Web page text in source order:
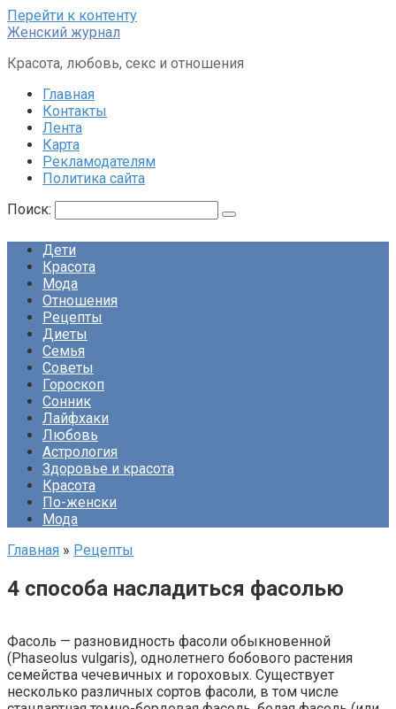
Перейти к контенту
Женский журнал
Красота, любовь, секс и отношения
Главная
Контакты
Лента
Карта
Рекламодателям
Политика сайта
Поиск:
Дети
Красота
Мода
Отношения
Рецепты
Диеты
Семья
Советы
Гороскоп
Сонник
Лайфхаки
Любовь
Астрология
Здоровье и красота
Красота
По-женски
Мода
Главная » Рецепты
4 способа насладиться фасолью
Фасоль — разновидность фасоли обыкновенной
(Phaseolus vulgaris), однолетнего бобового растения
семейства чечевичных и гороховых. Существует
несколько различных сортов фасоли, в том числе